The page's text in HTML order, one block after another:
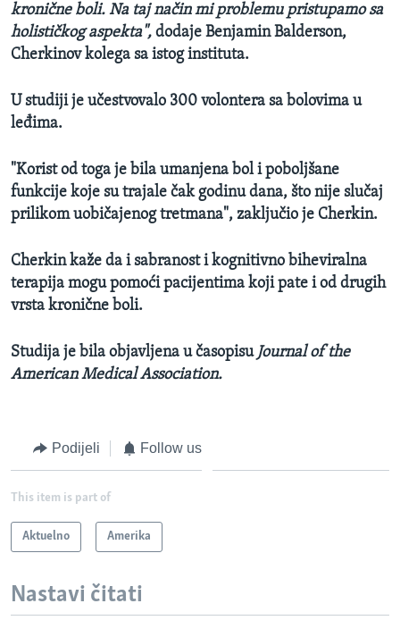
kronične boli. Na taj način mi problemu pristupamo sa
holističkog aspekta", dodaje Benjamin Balderson,
Cherkinov kolega sa istog instituta.
U studiji je učestvovalo 300 volontera sa bolovima u
leđima.
"Korist od toga je bila umanjena bol i poboljšane
funkcije koje su trajale čak godinu dana, što nije slučaj
prilikom uobičajenog tretmana", zaključio je Cherkin.
Cherkin kaže da i sabranost i kognitivno biheviralna
terapija mogu pomoći pacijentima koji pate i od drugih
vrsta kronične boli.
Studija je bila objavljena u časopisu Journal of the
American Medical Association.
Podijeli Follow us
This item is part of
Aktuelno Amerika
Nastavi čitati